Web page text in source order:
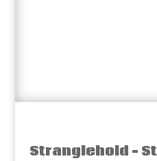
Stranglehold –